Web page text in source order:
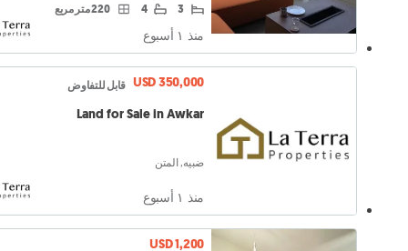
3
4 220 متر مربع
منذ ١ أسبوع
USD 350,000 قابل للتفاوض
Land for Sale in Awkar
ضبيه, المتن
منذ ١ أسبوع
USD 1,200